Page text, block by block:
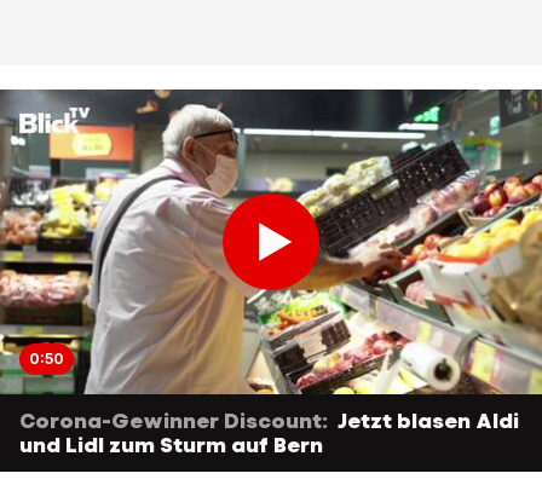
0:50
Corona-Gewinner Discount: Jetzt blasen Aldi
und Lidl zum Sturm auf Bern